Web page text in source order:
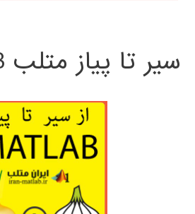
سیر تا پیاز متلب MATLAB